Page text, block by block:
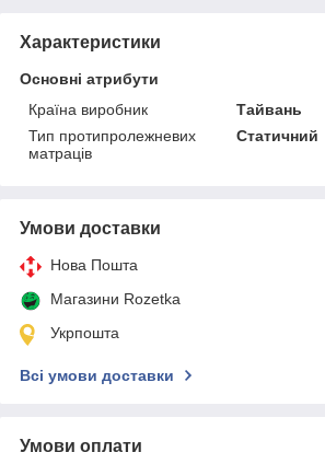
Характеристики
Основні атрибути
Країна виробник
Тайвань
Тип протипролежневих
матраців
Статичний
Умови доставки
Нова Пошта
Магазини Rozetka
Укрпошта
Всі умови доставки
Умови оплати